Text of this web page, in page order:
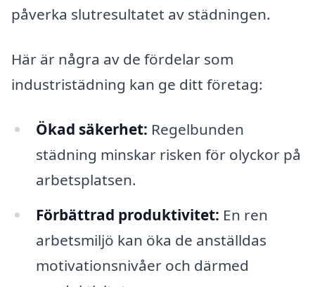
påverka slutresultatet av städningen.
Här är några av de fördelar som
industristädning kan ge ditt företag:
Ökad säkerhet: Regelbunden
städning minskar risken för olyckor på
arbetsplatsen.
Förbättrad produktivitet: En ren
arbetsmiljö kan öka de anställdas
motivationsnivåer och därmed